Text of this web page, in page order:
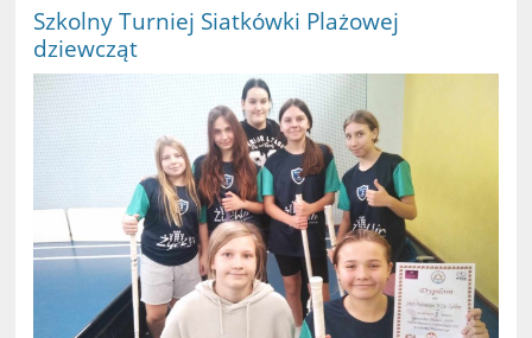
II-
III
:
Szkolny Turniej Siatkówki Plażowej
dziewcząt